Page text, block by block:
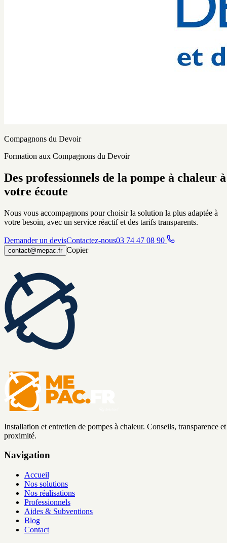
Compagnons du Devoir
Formation aux Compagnons du Devoir
Des professionnels de la pompe à chaleur à
votre écoute
Nous vous accompagnons pour choisir la solution la plus adaptée à
votre besoin, avec un service réactif et des tarifs transparents.
Demander un devisContactez-nous03 74 47 08 90
contact@mepac.fr Copier
Installation et entretien de pompes à chaleur. Conseils, transparence et
proximité.
Navigation
Accueil
Nos solutions
Nos réalisations
Professionnels
Aides & Subventions
Blog
Contact